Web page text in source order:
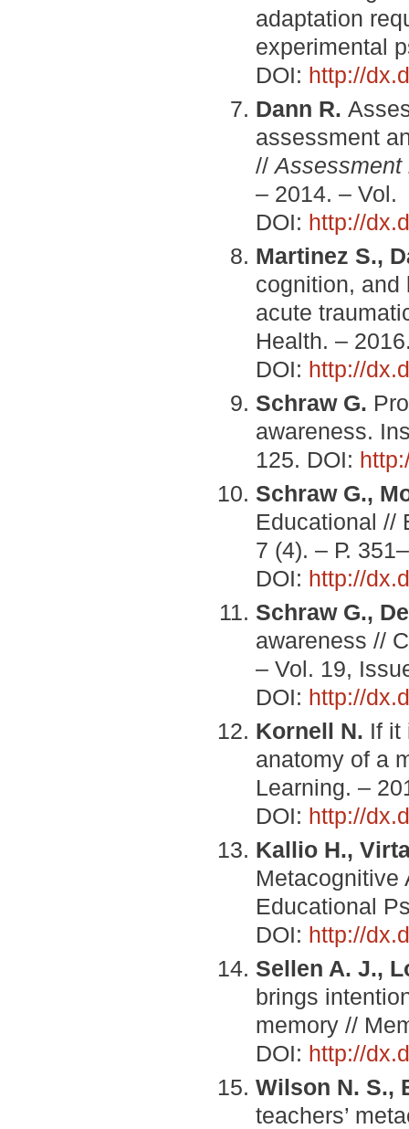
adaptation
experimental
DOI: http://
Dann R.
assessment
//Assessment
– 2014. – Vol.
DOI: http://
Martinez S.,
cognition, and
acute
Health. –
DOI: http://
Schraw G.
awareness.
125. DOI:
Schraw G.,
Educational //
7 (4). – Р.
DOI: http://
Schraw G.,
awareness //
– Vol. 19,
DOI: http://
Kornell N. If it
anatomy of a
Learning. –
DOI: http://
Kallio H.,
Metacognitive
Educational
DOI: http://
Sellen A. J.,
brings
memory //
DOI: http://
Wilson N. S.,
teachers’